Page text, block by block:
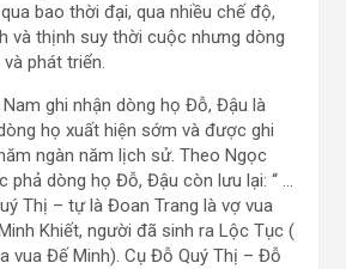
bao thời đại, qua nhiều chế độ,
và thịnh suy thời cuộc nhưng dòng
phát triển.
ghi nhận dòng họ Đỗ, Đậu là
họ xuất hiện sớm và được ghi
ngàn năm lịch sử. Theo Ngọc
phả dòng họ Đỗ, Đậu còn lưu lại: “ …
Thị – tự là Đoan Trang là vợ vua
Khiết, người đã sinh ra Lộc Tục (
vua Đế Minh). Cụ Đỗ Quý Thị – Đỗ